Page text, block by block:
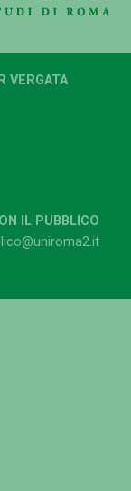
VERGATA
IL PUBBLICO